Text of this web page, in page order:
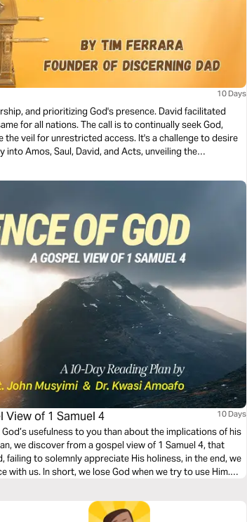
10 Days
and prioritizing God's presence. David facilitated
for all nations. The call is to continually seek God,
veil for unrestricted access. It's a challenge to desire
into Amos, Saul, David, and Acts, unveiling the
View of 1 Samuel 4 10 Days
usefulness to you than about the implications of his
we discover from a gospel view of 1 Samuel 4, that
failing to solemnly appreciate His holiness, in the end, we
with us. In short, we lose God when we try to use Him.
on March 8th, 2026.